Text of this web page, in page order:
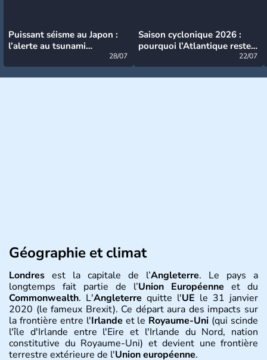
Puissant séisme au Japon :
l’alerte au tsunami
28/07
Saison cyclonique 2026 :
pourquoi l’Atlantique reste
22/07
Géographie et climat
Londres est la capitale de l’Angleterre. Le pays a
longtemps fait partie de l’Union Européenne et du
Commonwealth. L'Angleterre quitte l'UE le 31 janvier
2020 (le fameux Brexit). Ce départ aura des impacts sur
la frontière entre l'Irlande et le Royaume-Uni (qui scinde
l'île d'Irlande entre l'Eire et l'Irlande du Nord, nation
constitutive du Royaume-Uni) et devient une frontière
terrestre extérieure de l'Union européenne.